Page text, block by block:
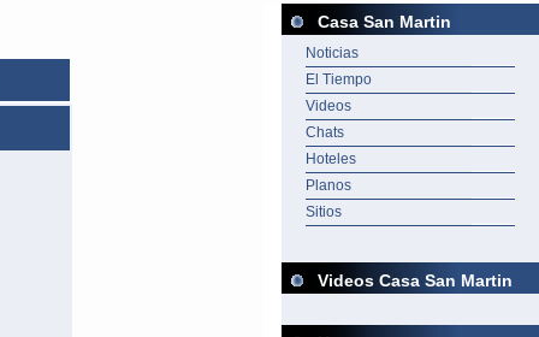
Casa San Martin
Noticias
El Tiempo
Videos
Chats
Hoteles
Planos
Sitios
Videos Casa San Martin